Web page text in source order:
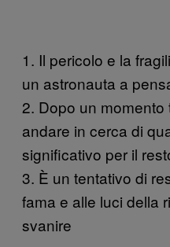
1. Il pericolo e la
un astronauta a
2. Dopo un
andare in cerca di
significativo per il
3. È un tentativo di
fama e alle luci della
svanire